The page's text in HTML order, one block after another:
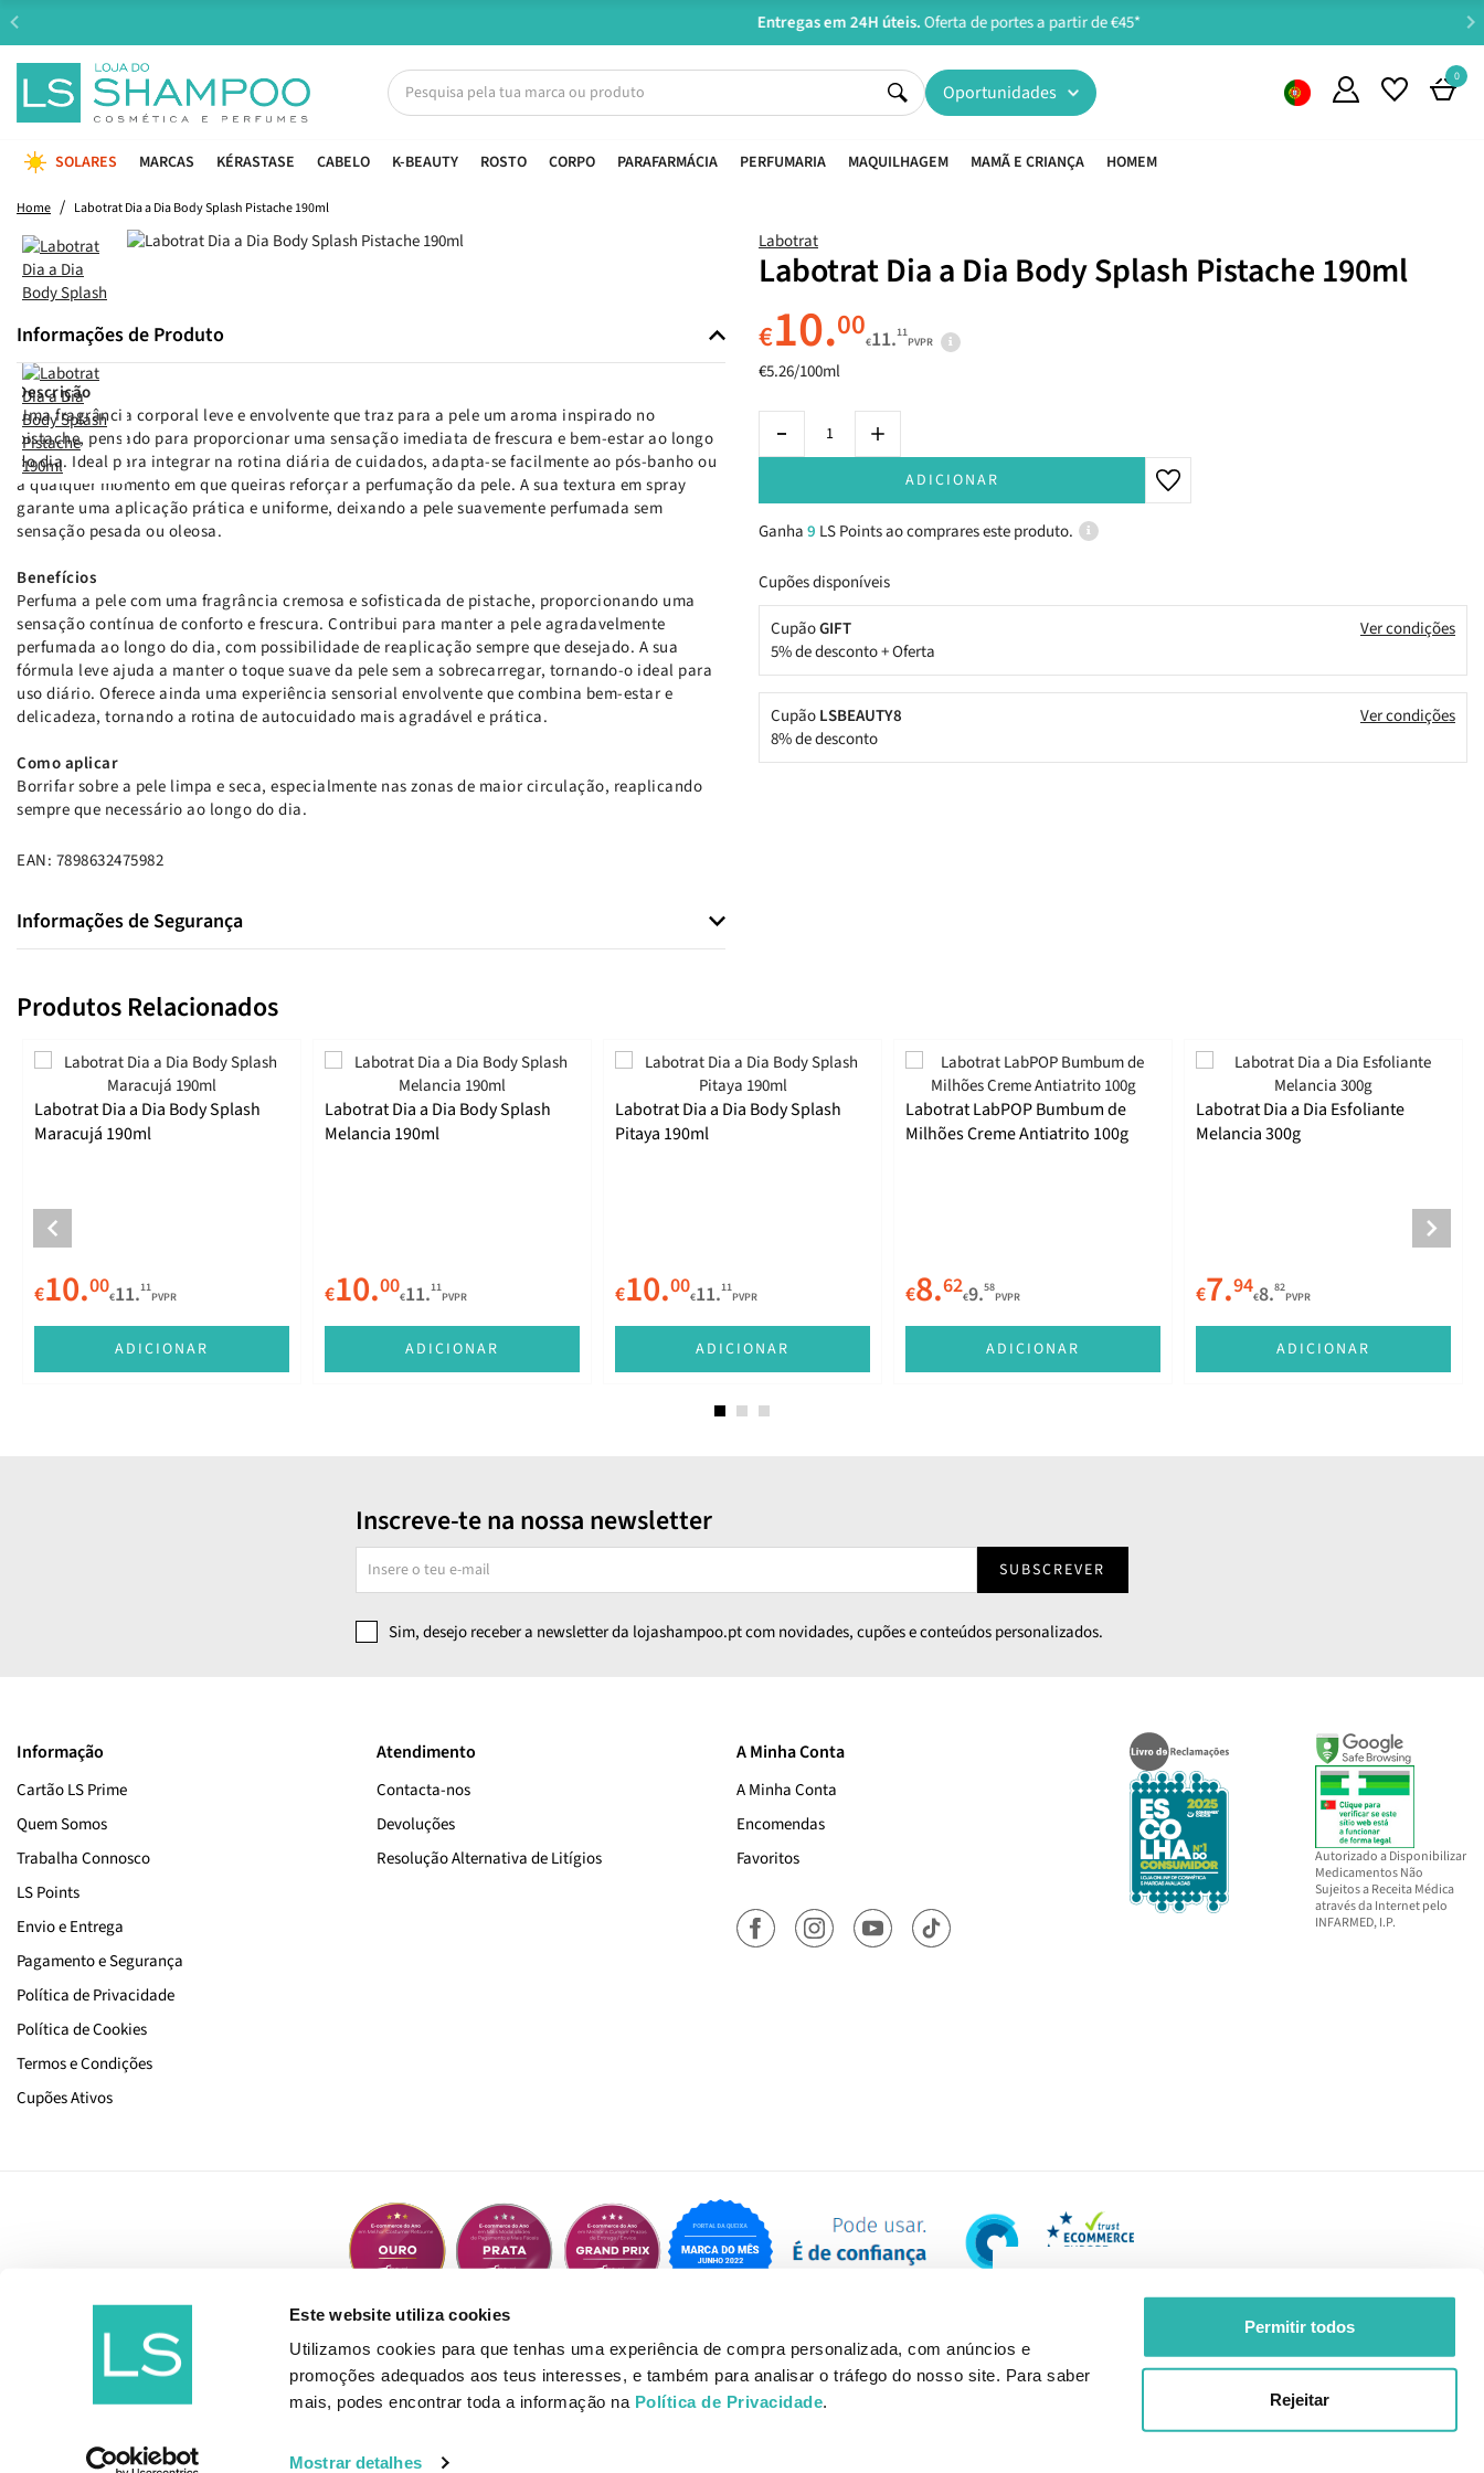
Este website utiliza cookies
Utilizamos cookies para que tenhas uma experiência de compra personalizada, com anúncios e
promoções adequados aos teus interesses, e também para analisar o tráfego do nosso site. Para saber
mais, podes encontrar toda a informação na Política de Privacidade.
Mostrar detalhes
Permitir todos
Rejeitar
Oferta de portes a partir de €45*
Oportunidades
0
SOLARES MARCAS KÉRASTASE CABELO K-BEAUTY ROSTO CORPO PARAFARMÁCIA PERFUMARIA MAQUILHAGEM MAMÃ E CRIANÇA HOMEM
Home Labotrat Dia a Dia Body Splash Pistache 190ml
Informações de Produto
Descrição
Uma fragrância corporal leve e envolvente que traz para a pele um aroma inspirado no
pistache, pensado para proporcionar uma sensação imediata de frescura e bem-estar ao longo
do dia. Ideal para integrar na rotina diária de cuidados, adapta-se facilmente ao pós-banho ou
a qualquer momento em que queiras reforçar a perfumação da pele. A sua textura em spray
garante uma aplicação prática e uniforme, deixando a pele suavemente perfumada sem
sensação pesada ou oleosa.
Benefícios
Perfuma a pele com uma fragrância cremosa e sofisticada de pistache, proporcionando uma
sensação contínua de conforto e frescura. Contribui para manter a pele agradavelmente
perfumada ao longo do dia, com possibilidade de reaplicação sempre que desejado. A sua
fórmula leve ajuda a manter o toque suave da pele sem a sobrecarregar, tornando-o ideal para
uso diário. Oferece ainda uma experiência sensorial envolvente que combina bem-estar e
delicadeza, tornando a rotina de autocuidado mais agradável e prática.
Como aplicar
Borrifar sobre a pele limpa e seca, especialmente nas zonas de maior circulação, reaplicando
sempre que necessário ao longo do dia.
EAN: 7898632475982
Informações de Segurança
Labotrat
Labotrat Dia a Dia Body Splash Pistache 190ml
€10.00€11.11
PVPR
€5.26/100ml
ADICIONAR
Ganha9 LS Points ao comprares este produto.
Cupões disponíveis
CupãoGIFT
5% de desconto + Oferta
Ver condições
CupãoLSBEAUTY8
8% de desconto
Ver condições
Produtos Relacionados
Labotrat Dia a Dia Body Splash
Maracujá 190ml
€10.00€11.11
PVPR
ADICIONAR
Labotrat Dia a Dia Body Splash
Melancia 190ml
€10.00€11.11
PVPR
ADICIONAR
Labotrat Dia a Dia Body Splash
Pitaya 190ml
€10.00€11.11
PVPR
ADICIONAR
Labotrat LabPOP Bumbum de
Milhões Creme Antiatrito 100g
€8.62€9.58
PVPR
ADICIONAR
Labotrat Dia a Dia Esfoliante
Melancia 300g
€7.94€8.82
PVPR
ADICIONAR
Inscreve-te na nossa newsletter
SUBSCREVER
Sim, desejo receber a newsletter da lojashampoo.pt com novidades, cupões e conteúdos personalizados.
Informação
Cartão LS Prime
Quem Somos
Trabalha Connosco
LS Points
Envio e Entrega
Pagamento e Segurança
Política de Privacidade
Política de Cookies
Termos e Condições
Cupões Ativos
Atendimento
Contacta-nos
Devoluções
Resolução Alternativa de Litígios
A Minha Conta
A Minha Conta
Encomendas
Favoritos
Autorizado a Disponibilizar
Medicamentos Não
Sujeitos a Receita Médica
através da Internet pelo
INFARMED, I.P.